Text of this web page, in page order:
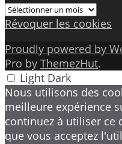
Archives
Révoquer les cookies
Proudly powered by
Pro by ThemezHut.
Light Dark
Nous utilisons des
meilleure expérience
continuez à utiliser ce
que vous acceptez